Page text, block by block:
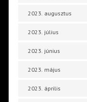
2023. augusztus
2023. július
2023. június
2023. május
2023. április